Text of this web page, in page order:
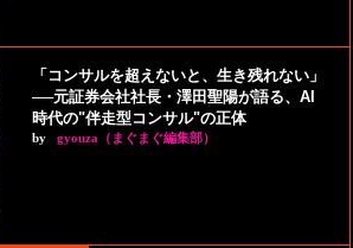
「コンサルを超えないと、生き残れない」
──元証券会社社長・澤田聖陽が語る、AI
時代の"伴走型コンサル"の正体
by gyouza（まぐまぐ編集部）